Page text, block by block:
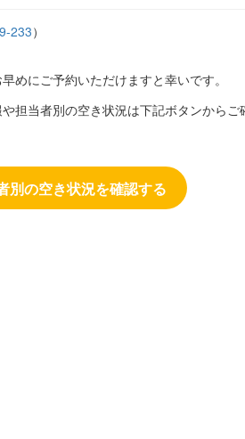
233）
めにご予約いただけますと幸いです。
当者別の空き状況は下記ボタンからご
別の空き状況を確認する